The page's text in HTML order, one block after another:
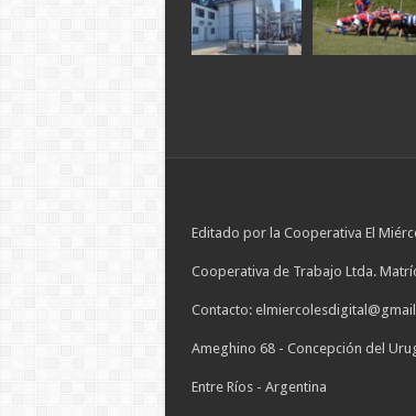
Editado por la Cooperativa El
Cooperativa de Trabajo Ltda.
Contacto:
Ameghino 68 - Concepción del
Entre Ríos - Argentina